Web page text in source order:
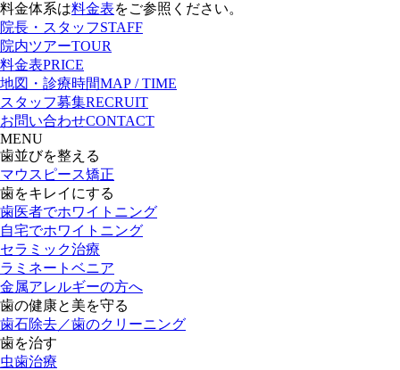
料金体系は料金表をご参照ください。
院長・スタッフSTAFF
院内ツアーTOUR
料金表PRICE
地図・診療時間MAP / TIME
スタッフ募集RECRUIT
お問い合わせCONTACT
MENU
歯並びを整える
マウスピース矯正
歯をキレイにする
歯医者でホワイトニング
自宅でホワイトニング
セラミック治療
ラミネートベニア
金属アレルギーの方へ
歯の健康と美を守る
歯石除去／歯のクリーニング
歯を治す
虫歯治療